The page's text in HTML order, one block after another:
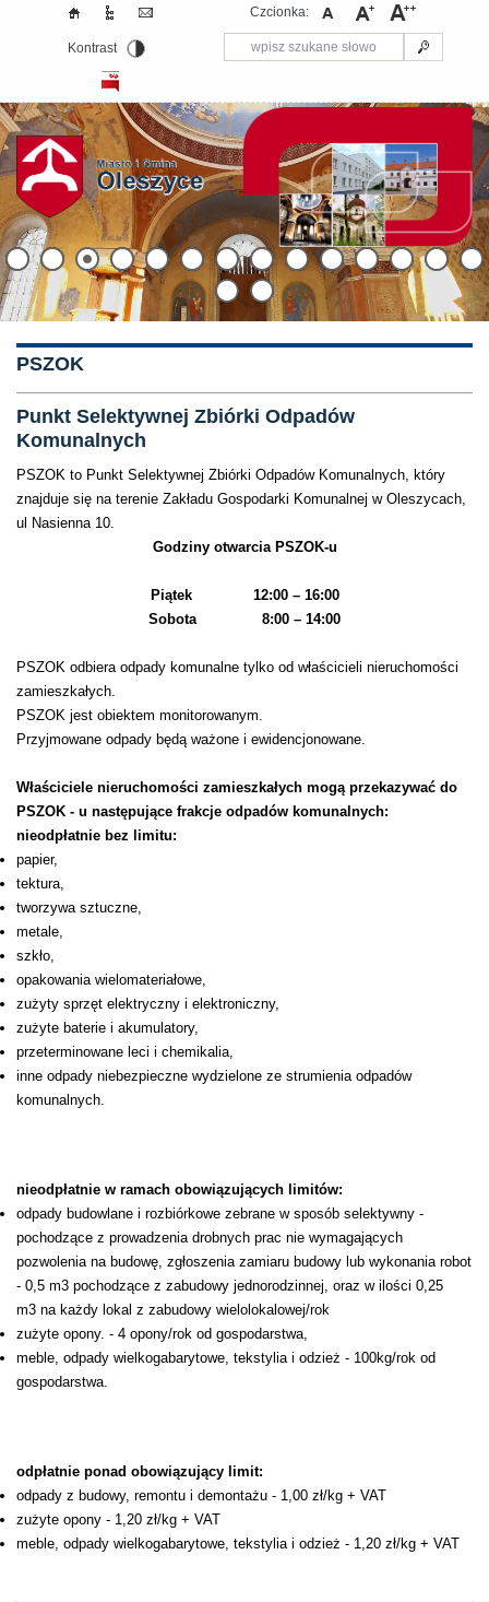
Czcionka:
Kontrast
PSZOK
Punkt Selektywnej Zbiórki Odpadów
Komunalnych
PSZOK to Punkt Selektywnej Zbiórki Odpadów Komunalnych, który
znajduje się na terenie Zakładu Gospodarki Komunalnej w Oleszycach,
ul Nasienna 10.
Godziny otwarcia PSZOK-u
Piątek 12:00 – 16:00
Sobota 8:00 – 14:00
PSZOK odbiera odpady komunalne tylko od właścicieli nieruchomości
zamieszkałych.
PSZOK jest obiektem monitorowanym.
Przyjmowane odpady będą ważone i ewidencjonowane.
Właściciele nieruchomości zamieszkałych mogą przekazywać do
PSZOK - u następujące frakcje odpadów komunalnych:
nieodpłatnie bez limitu:
​​papier,
tektura,
tworzywa sztuczne,
metale,
szkło,
opakowania wielomateriałowe,
zużyty sprzęt elektryczny i elektroniczny,
zużyte baterie i akumulatory,
przeterminowane leci i chemikalia,
inne odpady niebezpieczne wydzielone ze strumienia odpadów
komunalnych.
nieodpłatnie w ramach obowiązujących limitów:
odpady budowlane i rozbiórkowe zebrane w sposób selektywny -
pochodzące z prowadzenia drobnych prac nie wymagających
pozwolenia na budowę, zgłoszenia zamiaru budowy lub wykonania robot
- 0,5 m3 pochodzące z zabudowy jednorodzinnej, oraz w ilości 0,25
m3 na każdy lokal z zabudowy wielolokalowej/rok
zużyte opony. - 4 opony/rok od gospodarstwa,
meble, odpady wielkogabarytowe, tekstylia i odzież - 100kg/rok od
gospodarstwa.
odpłatnie ponad obowiązujący limit:
odpady z budowy, remontu i demontażu - 1,00 zł/kg + VAT
zużyte opony - 1,20 zł/kg + VAT
meble, odpady wielkogabarytowe, tekstylia i odzież - 1,20 zł/kg + VAT